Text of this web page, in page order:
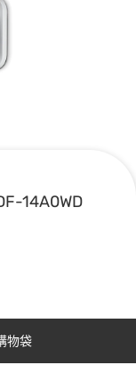
14A0WD
物袋